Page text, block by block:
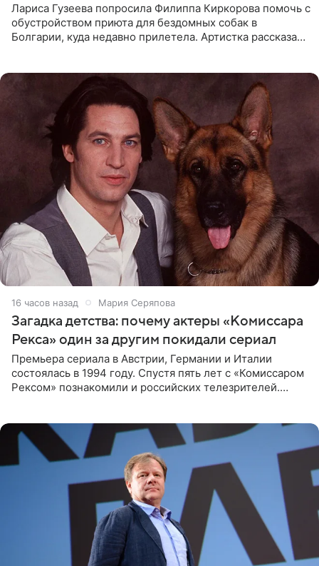
Лариса Гузеева попросила Филиппа Киркорова помочь с
обустройством приюта для бездомных собак в
Болгарии, куда недавно прилетела. Артистка рассказала
16 часов назад Мария Серяпова
Загадка детства: почему актеры «Комиссара
Рекса» один за другим покидали сериал
Премьера сериала в Австрии, Германии и Италии
состоялась в 1994 году. Спустя пять лет с «Комиссаром
Рексом» познакомили и российских телезрителей.